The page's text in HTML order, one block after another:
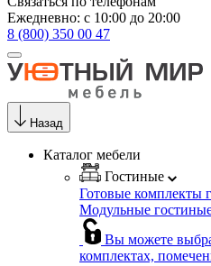
Ежедневно: с 10:00 до 20:00
8 (800) 350 00 47
Назад
Каталог мебели
Гостиные
Готовые комплекты
Модульные
Вы можете
комплектах,